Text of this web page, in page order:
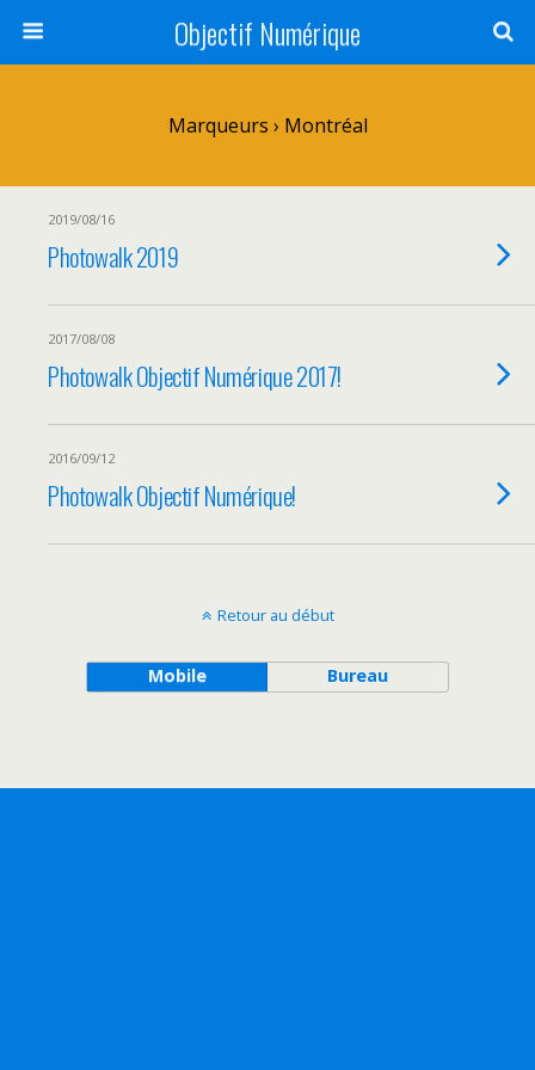
Objectif Numérique
Marqueurs › Montréal
2019/08/16
Photowalk 2019
2017/08/08
Photowalk Objectif Numérique 2017!
2016/09/12
Photowalk Objectif Numérique!
Retour au début
Mobile Bureau